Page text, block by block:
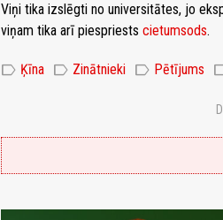
Viņi tika izslēgti no universitātes, jo
viņam tika arī piespriests cietumsods.
label Ķīna label Zinātnieki label Pētījums